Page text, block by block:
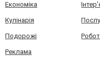
Економіка
Кулінарія
Подорожі
Реклама